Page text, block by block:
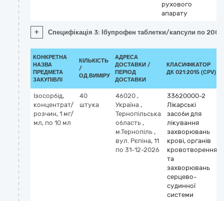
рухового
апарату
+ Специфікація 3: Ібупрофен таблетки/капсули по 200
КОНКРЕТНА
НАЗВА
ПРЕДМЕТА
ЗАКУПІВЛІ
КІЛЬКІСТЬ
/
ОД.ВИМІРУ
АДРЕСА
ДОСТАВКИ /
ПЕРІОД
ДОСТАВКИ
КЛАСИФІКАТОР
ДК 021:2015 (CPV)
Ізосорбід,
концентрат/
розчин, 1 мг/
мл, по 10 мл
40
штука
46020 ,
Україна ,
Тернопільська
область ,
м.Тернопіль ,
вул. Рєпіна, 11
по 31-12-2026
33620000-2
Лікарські
засоби для
лікування
захворювань
крові, органів
кровотворення
та
захворювань
серцево-
судинної
системи